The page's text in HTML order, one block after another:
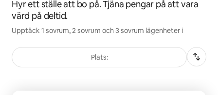
Hyr ett ställe att bo på. Tjäna pengar på att vara
värd på deltid.
Upptäck 1 sovrum, 2 sovrum och 3 sovrum lägenheter i
Plats: